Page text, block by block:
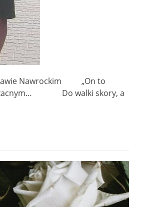
Nawrockim „On to
zacnym… Do walki skory, a